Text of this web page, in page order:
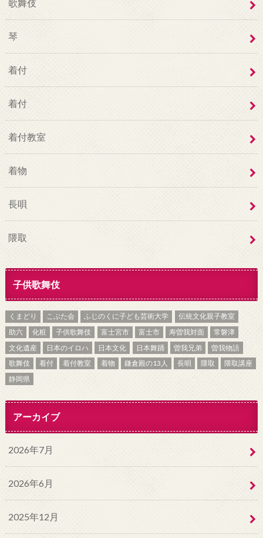
歌舞伎
琴
着付
着付
着付教室
着物
長唄
隈取
子供歌舞伎
くまどり こぶた会 ふじのくに子ども芸術大学
伝統文化親子教室
助六
化粧 子供歌舞伎 富士宮市 富士市 寿曽我対面
常磐津
文化遺産
日本のイロハ 日本文化 日本舞踊 曽我兄弟
曽我物語
歌舞伎
着付 着付教室 着物 鎌倉殿の13人 長唄 隈取
隈取講座
静岡県
アーカイブ
2026年7月
2026年6月
2025年12月